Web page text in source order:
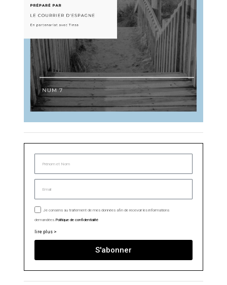
Je consens au traitement de mes données afin de recevoir les informations
demandées.Politique de confidentialité
lire plus >
S'abonner